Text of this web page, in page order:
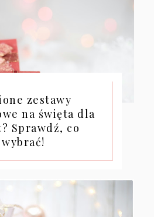
zestawy
na święta dla
Sprawdź, co
wybrać!